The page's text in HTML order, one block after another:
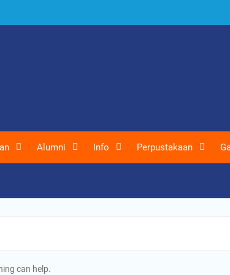
Alumni Info Perpustakaan
can help.